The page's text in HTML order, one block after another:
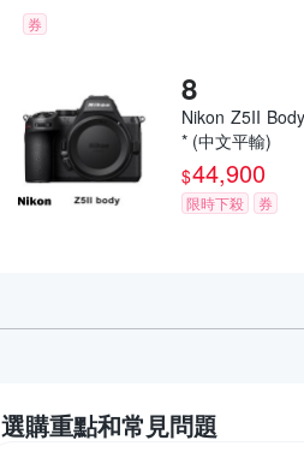
券
Nikon Z5II
* (中文平輸)
$44,900
限時下殺 券
選購重點和常見問題